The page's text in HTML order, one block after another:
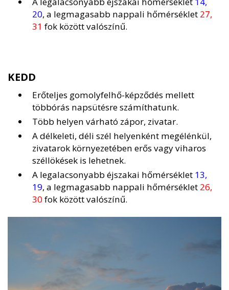
20, a legmagasabb nappali hőmérséklet 27,
31 fok között valószínű.
KEDD
Erőteljes gomolyfelhő-képződés mellett
többórás napsütésre számíthatunk.
Több helyen várható zápor, zivatar.
A délkeleti, déli szél helyenként megélénkül,
zivatarok környezetében erős vagy viharos
széllökések is lehetnek.
A legalacsonyabb éjszakai hőmérséklet 13,
19, a legmagasabb nappali hőmérséklet 26,
30fok között valószínű.